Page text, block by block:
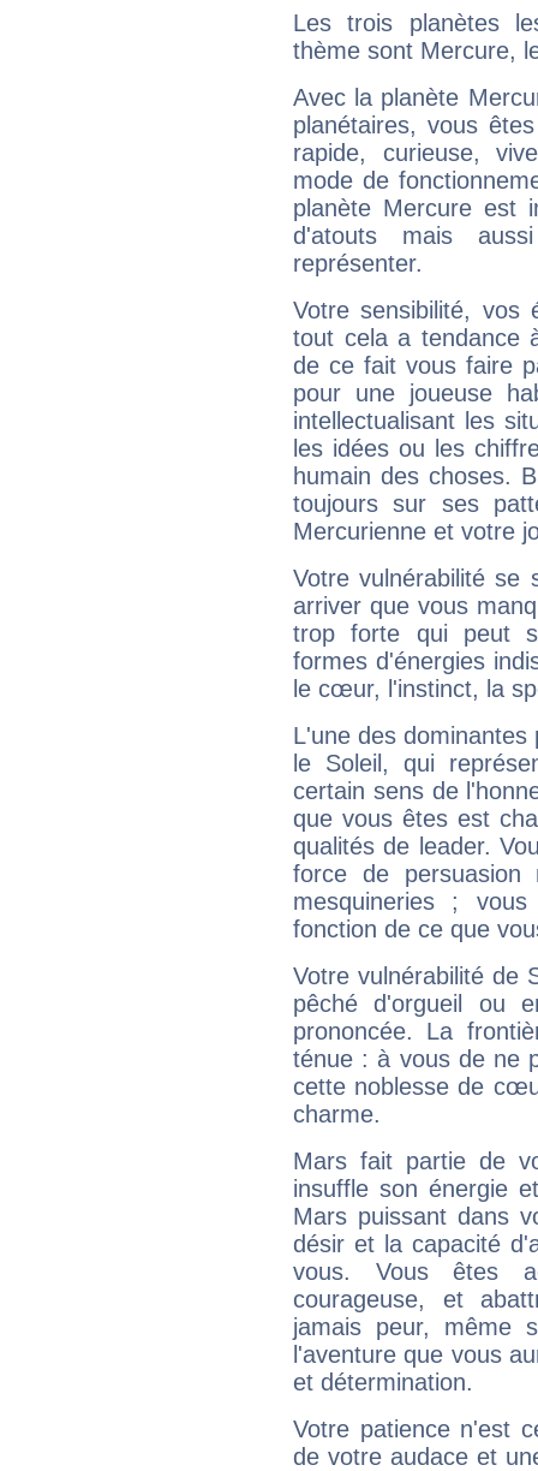
Les trois planètes
thème sont Mercure,
Avec la planète
planétaires, vous
rapide, curieuse,
mode de
planète Mercure est
d'atouts mais
représenter.
Votre sensibilité,
tout cela a tendance
de ce fait vous faire
pour une joueuse
intellectualisant les
les idées ou les
humain des choses.
toujours sur ses
Mercurienne et votre
Votre vulnérabilité se
arriver que vous
trop forte qui peut
formes d'énergies
le cœur, l'instinct, la
L'une des
le Soleil, qui
certain sens de
que vous êtes est
qualités de leader.
force de
mesquineries ;
fonction de ce que
Votre vulnérabilité de
pêché d'orgueil ou
prononcée. La
ténue : à vous de ne
cette noblesse de
charme.
Mars fait partie de
insuffle son énergie
Mars puissant dans
désir et la capacité
vous. Vous êtes
courageuse, et
jamais peur, même
l'aventure que vous
et détermination.
Votre patience n'est
de votre audace et